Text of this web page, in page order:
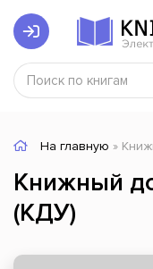
На главную »
Книжный
(КДУ)